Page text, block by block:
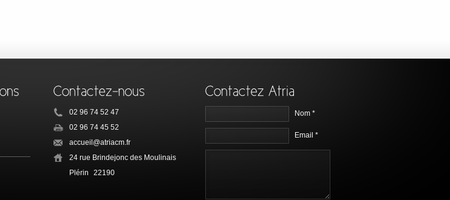
02 96 74 52 47
02 96 74 45 52
accueil@atriacm.fr
24 rue Brindejonc des Moulinais
Plérin
22190
Nom *
Email *